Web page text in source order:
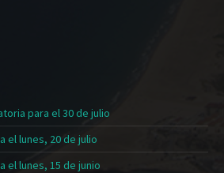
para el 30 de julio
el lunes, 20 de julio
el lunes, 15 de junio